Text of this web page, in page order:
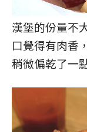
漢堡的份量不
口覺得有肉香
稍微偏乾了一